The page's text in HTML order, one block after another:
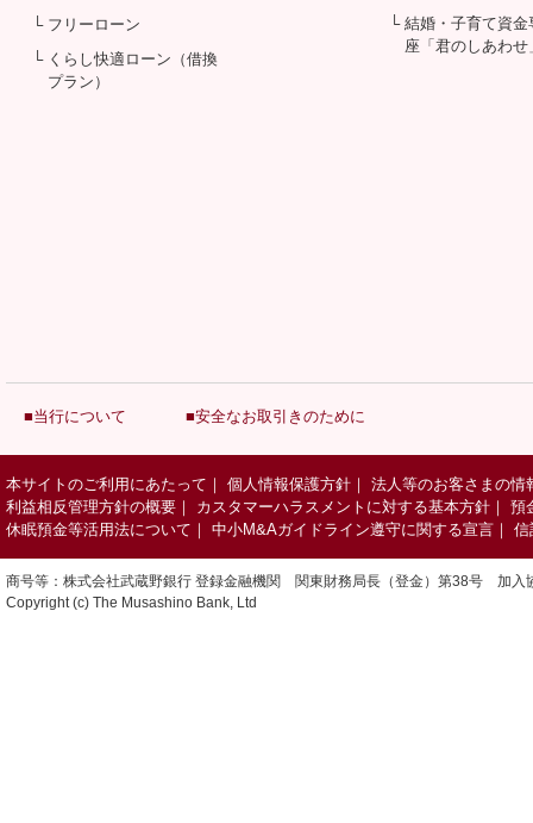
└ フリーローン
└ くらし快適ローン（借換
プラン）
└ 結婚・子育て資金
座「君のしあわせ
■当行について ■安全なお取引きのために
本サイトのご利用にあたって ｜ 個人情報保護方針 ｜
法人等のお客さまの情
利益相反管理方針の概要 ｜ カスタマーハラスメントに対する基本方針 ｜
預
休眠預金等活用法について ｜ 中小M&Aガイドライン遵守に関する宣言 ｜ 信
商号等：株式会社武蔵野銀行 登録金融機関 関東財務局長（登金）第38号 加入
Copyright (c) The Musashino Bank, Ltd